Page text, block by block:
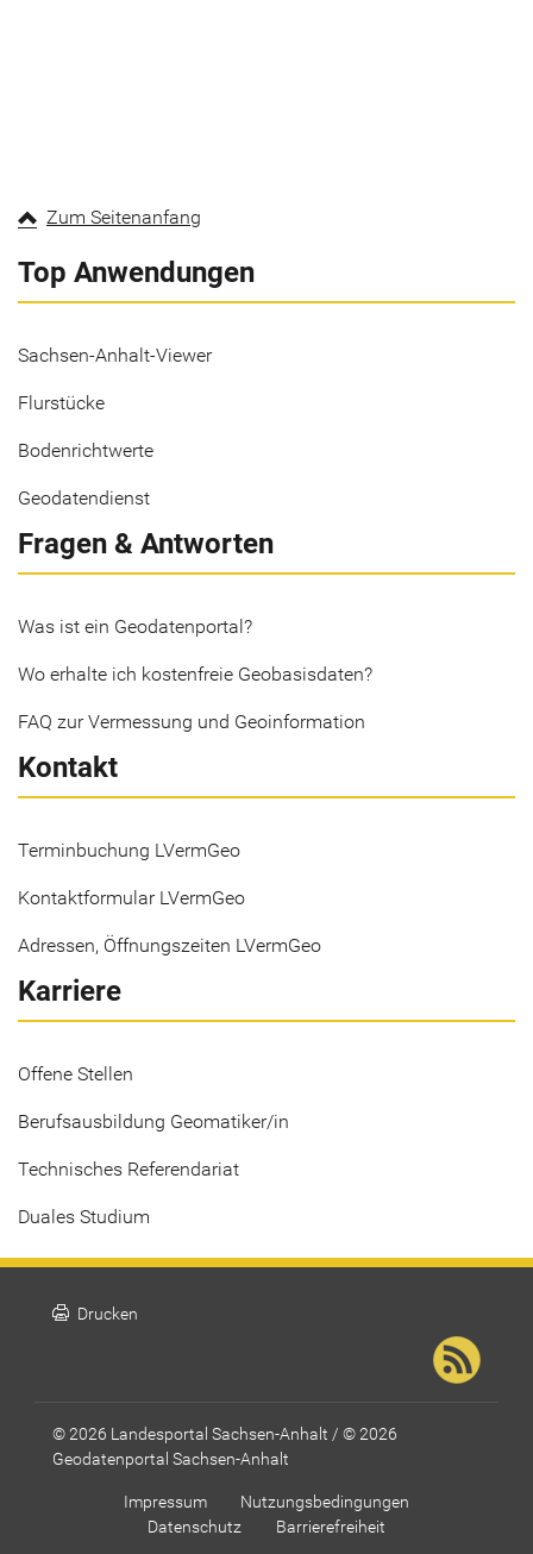
Zum Seitenanfang
Top Anwendungen
Sachsen-Anhalt-Viewer
Flurstücke
Bodenrichtwerte
Geodatendienst
Fragen & Antworten
Was ist ein Geodatenportal?
Wo erhalte ich kostenfreie Geobasisdaten?
FAQ zur Vermessung und Geoinformation
Kontakt
Terminbuchung LVermGeo
Kontaktformular LVermGeo
Adressen, Öffnungszeiten LVermGeo
Karriere
Offene Stellen
Berufsausbildung Geomatiker/in
Technisches Referendariat
Duales Studium
print Drucken
© 2026 Landesportal Sachsen-Anhalt / © 2026
Geodatenportal Sachsen-Anhalt
Impressum
Nutzungsbedingungen
Datenschutz
Barrierefreiheit